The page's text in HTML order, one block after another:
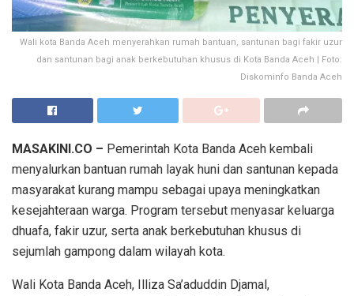
Wali kota Banda Aceh menyerahkan rumah bantuan, santunan bagi fakir uzur
dan santunan bagi anak berkebutuhan khusus di Kota Banda Aceh | Foto:
Diskominfo Banda Aceh
MASAKINI.CO – Pemerintah Kota Banda Aceh kembali
menyalurkan bantuan rumah layak huni dan santunan kepada
masyarakat kurang mampu sebagai upaya meningkatkan
kesejahteraan warga. Program tersebut menyasar keluarga
dhuafa, fakir uzur, serta anak berkebutuhan khusus di
sejumlah gampong dalam wilayah kota.
Wali Kota Banda Aceh, Illiza Sa’aduddin Djamal,